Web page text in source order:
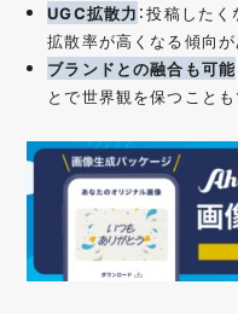
UGC拡散力 ：投稿した
拡散率が高くなる傾向が
ブランドとの融合も可能
とで世界観を保つことも